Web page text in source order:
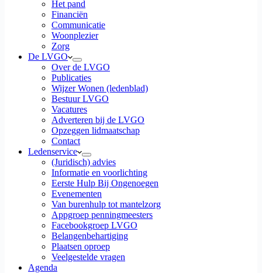
Het pand
Financiën
Communicatie
Woonplezier
Zorg
De LVGO
Over de LVGO
Publicaties
Wijzer Wonen (ledenblad)
Bestuur LVGO
Vacatures
Adverteren bij de LVGO
Opzeggen lidmaatschap
Contact
Ledenservice
(Juridisch) advies
Informatie en voorlichting
Eerste Hulp Bij Ongenoegen
Evenementen
Van burenhulp tot mantelzorg
Appgroep penningmeesters
Facebookgroep LVGO
Belangenbehartiging
Plaatsen oproep
Veelgestelde vragen
Agenda